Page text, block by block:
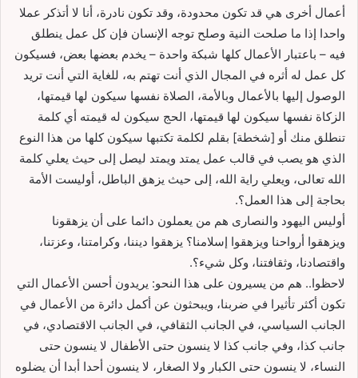
أعمال أخرى هي قد تكون محدودة، وقد تكون نادرة، أنا لا أتذكر عملا
واحدا إذا ما صلحت النية وصلح توجه الإنسان فإن كل عمل ينطلق
فيه – باعتبار الأعمال كلها شبكة واحدة – يخدم بعضها بعض، فسيكون
كل عمل له أثره في المجال الذي أنت تهتم به، للغاية التي أنت تريد
الوصول إليها بالأعمال وبالأمة، الصلاة نفسها سيكون لها قيمتها،
الزكاة نفسها سيكون لها قيمتها، الحج سيكون له قيمته أي كلمة
تنطلق منك أو [شخطة] بقلم لكلمة تكتبها سيكون كلها من هذا النوع
الذي هو يصب في قالب عمل يمتد ويمتد ليصل إلى حيث يعلي كلمة
الله تعالى، ويعلي راية الله، إلى حيث يزهق الباطل، أوليست الأمة
بحاجة إلى هذا العمل؟.
أوليس اليهود والنصارى هم من يعملون دائما على أن يزهقونا
ويزهقوا أرواحنا ويزهقوا إسلامنا؟ يزهقوا ديننا، وكرامتنا، وعزتنا،
واقتصادنا، وثقافتنا، وكل شيء؟.
لاحظوا.. هم من يسيرون على هذا النحو: يريدون أحسن الأعمال التي
تكون أكثر تأثيرا في ضربنا، ويبحثون عن أكمل دائرة من الأعمال في
الجانب السياسي، في الجانب الثقافي، في الجانب الاقتصادي، في
جانب كذا، وفي جانب كذا لا ينسون حتى الأطفال لا ينسون حتى
النساء، لا ينسون حتى الكبار ولا الصغار، لا ينسون أحدا أبدا أن يضلوه